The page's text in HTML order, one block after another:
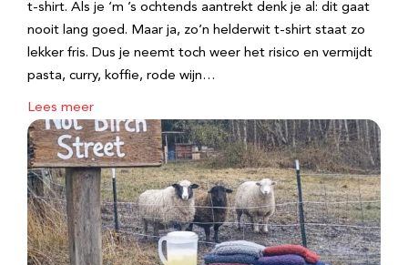
t-shirt. Als je ‘m ’s ochtends aantrekt denk je al: dit gaat
nooit lang goed. Maar ja, zo’n helderwit t-shirt staat zo
lekker fris. Dus je neemt toch weer het risico en vermijdt
pasta, curry, koffie, rode wijn…
Lees meer